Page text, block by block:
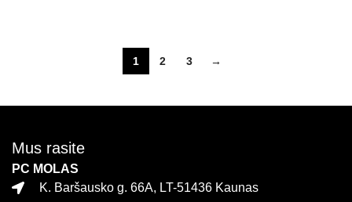
1 2 3 →
Mus rasite
PC MOLAS
K. Baršausko g. 66A, LT-51436 Kaunas